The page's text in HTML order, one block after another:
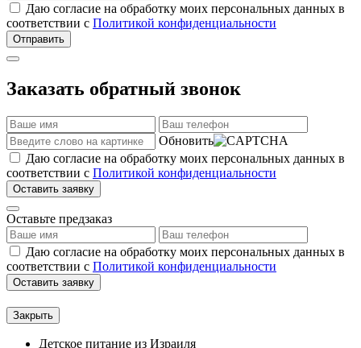
Даю согласие на обработку моих персональных данных в
соответствии с Политикой конфиденциальности
Отправить
Заказать обратный звонок
Обновить
Даю согласие на обработку моих персональных данных в
соответствии с Политикой конфиденциальности
Оставить заявку
Оставьте предзаказ
Даю согласие на обработку моих персональных данных в
соответствии с Политикой конфиденциальности
Оставить заявку
Закрыть
Детское питание из Израиля